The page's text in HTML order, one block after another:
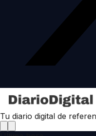
Tu diario digital de